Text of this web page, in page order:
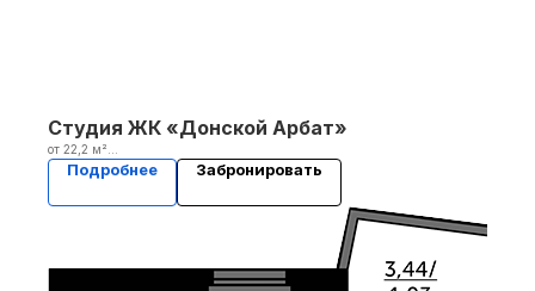
Студия ЖК «Донской Арбат»
от 22,2 м²
2 кв. 2025
Уточнить стоимость у менеджера
Подробнее Забронировать